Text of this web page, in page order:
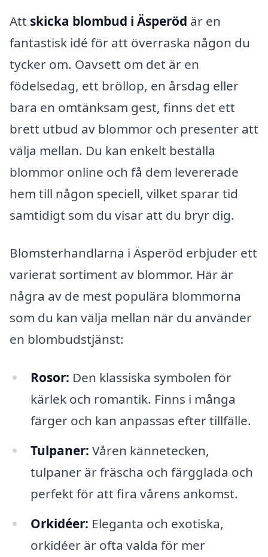
Att skicka blombud i Äsperöd är en
fantastisk idé för att överraska någon du
tycker om. Oavsett om det är en
födelsedag, ett bröllop, en årsdag eller
bara en omtänksam gest, finns det ett
brett utbud av blommor och presenter att
välja mellan. Du kan enkelt beställa
blommor online och få dem levererade
hem till någon speciell, vilket sparar tid
samtidigt som du visar att du bryr dig.
Blomsterhandlarna i Äsperöd erbjuder ett
varierat sortiment av blommor. Här är
några av de mest populära blommorna
som du kan välja mellan när du använder
en blombudstjänst:
Rosor: Den klassiska symbolen för
kärlek och romantik. Finns i många
färger och kan anpassas efter tillfälle.
Tulpaner: Våren kännetecken,
tulpaner är fräscha och färgglada och
perfekt för att fira vårens ankomst.
Orkidéer: Eleganta och exotiska,
orkidéer är ofta valda för mer